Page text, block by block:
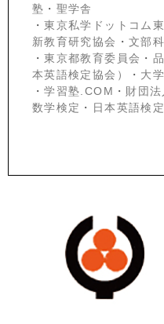
塾 ・ 聖学舎
・東京私学ドットコム
新教育研究協会 ・ 文部
・東京都教育委員会 ・
本英語検定協会）
・ 大
・学習塾.COM ・ 財団
数学検定 ・ 日本英語検